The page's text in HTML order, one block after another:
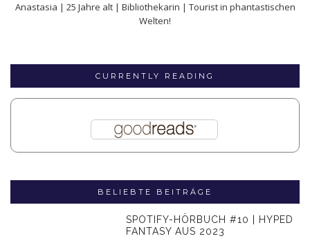
Anastasia | 25 Jahre alt | Bibliothekarin | Tourist in phantastischen
Welten!
CURRENTLY READING
BELIEBTE BEITRÄGE
SPOTIFY-HÖRBUCH #10 | HYPED
FANTASY AUS 2023